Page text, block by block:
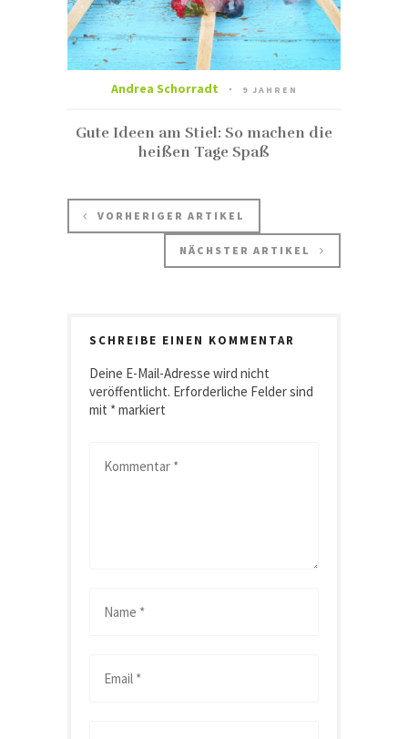
Andrea Schorradt 9 JAHREN
Gute Ideen am Stiel: So machen die
heißen Tage Spaß
VORHERIGER ARTIKEL
NÄCHSTER ARTIKEL
SCHREIBE EINEN KOMMENTAR
Deine E-Mail-Adresse wird nicht
veröffentlicht. Erforderliche Felder sind
mit *markiert